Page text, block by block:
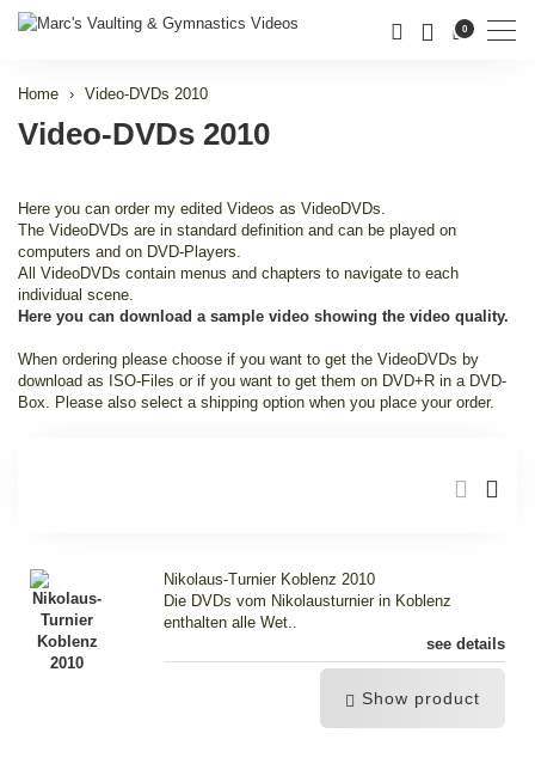
0
Home Video-DVDs 2010
Video-DVDs 2010
Here you can order my edited Videos as VideoDVDs.
The VideoDVDs are in standard definition and can be played on
computers and on DVD-Players.
All VideoDVDs contain menus and chapters to navigate to each
individual scene.
Here you can download a sample video showing the video quality.
When ordering please choose if you want to get the VideoDVDs by
download as ISO-Files or if you want to get them on DVD+R in a DVD-
Box. Please also select a shipping option when you place your order.
Nikolaus-Turnier Koblenz 2010
Die DVDs vom Nikolausturnier in Koblenz
enthalten alle Wet..
see details
Show product